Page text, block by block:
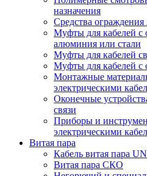
назначения
Средства
Муфты для кабелей с
алюминия или стали
Муфты для кабелей
Муфты для кабелей с
Монтажные
электрическими
Оконечные
связи
Приборы и
электрическими
Витая пара
Кабель витая пара
Витая пара СКО